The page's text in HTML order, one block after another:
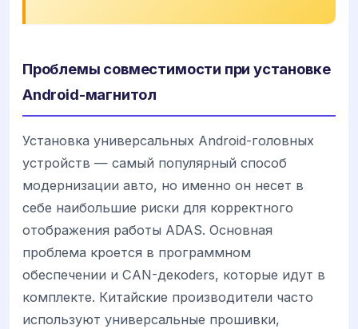
Проблемы совместимости при установке
Android-магнитол
Установка универсальных Android-головных
устройств — самый популярный способ
модернизации авто, но именно он несет в
себе наибольшие риски для корректного
отображения работы ADAS. Основная
проблема кроется в программном
обеспечении и CAN-декoders, которые идут в
комплекте. Китайские производители часто
используют универсальные прошивки,